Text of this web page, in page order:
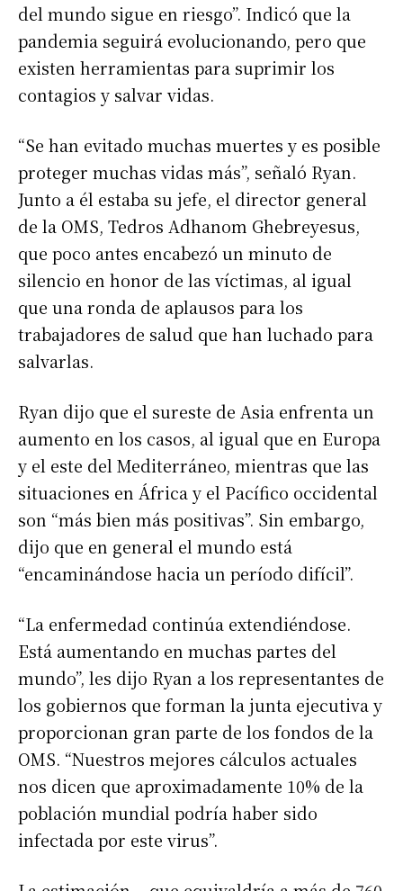
del mundo sigue en riesgo”. Indicó que la
pandemia seguirá evolucionando, pero que
existen herramientas para suprimir los
contagios y salvar vidas.
“Se han evitado muchas muertes y es posible
proteger muchas vidas más”, señaló Ryan.
Junto a él estaba su jefe, el director general
de la OMS, Tedros Adhanom Ghebreyesus,
que poco antes encabezó un minuto de
silencio en honor de las víctimas, al igual
que una ronda de aplausos para los
trabajadores de salud que han luchado para
salvarlas.
Ryan dijo que el sureste de Asia enfrenta un
aumento en los casos, al igual que en Europa
y el este del Mediterráneo, mientras que las
situaciones en África y el Pacífico occidental
son “más bien más positivas”. Sin embargo,
dijo que en general el mundo está
“encaminándose hacia un período difícil”.
“La enfermedad continúa extendiéndose.
Está aumentando en muchas partes del
mundo”, les dijo Ryan a los representantes de
los gobiernos que forman la junta ejecutiva y
proporcionan gran parte de los fondos de la
OMS. “Nuestros mejores cálculos actuales
nos dicen que aproximadamente 10% de la
población mundial podría haber sido
infectada por este virus”.